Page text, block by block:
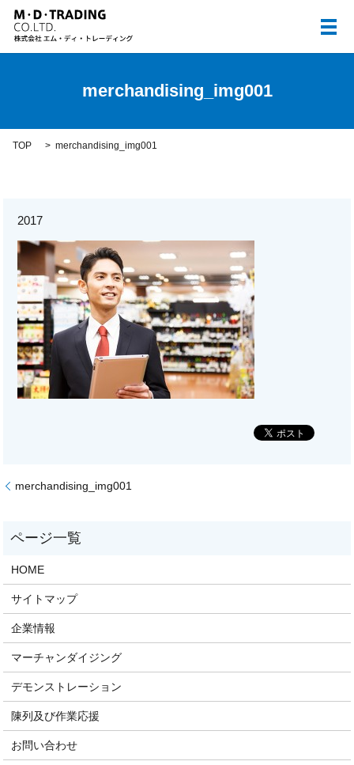
メ
merchandising_img001
TOP merchandising_img001
2017
merchandising_img001
HOME
サイトマップ
企業情報
マーチャンダイジング
デモンストレーション
陳列及び作業応援
お問い合わせ